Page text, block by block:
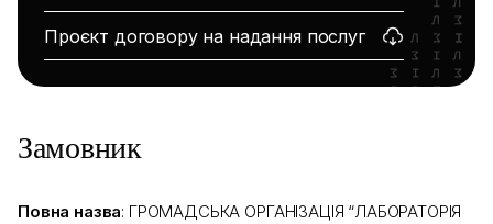
Проєкт договору на надання послуг
Замовник
Повна назва: ГРОМАДСЬКА ОРГАНІЗАЦІЯ “ЛАБОРАТОРІЯ